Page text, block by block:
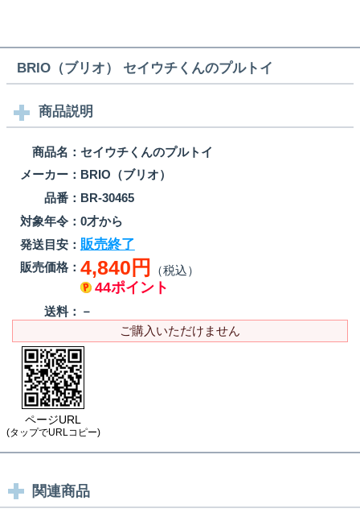
BRIO（ブリオ） セイウチくんのプルトイ
商品説明
商品名： セイウチくんのプルトイ
メーカー： BRIO（ブリオ）
品番： BR-30465
対象年令： 0才から
発送目安： 販売終了
販売価格： 4,840円 （税込）
44ポイント
送料： －
ご購入いただけません
ページURL
(タップでURLコピー)
関連商品